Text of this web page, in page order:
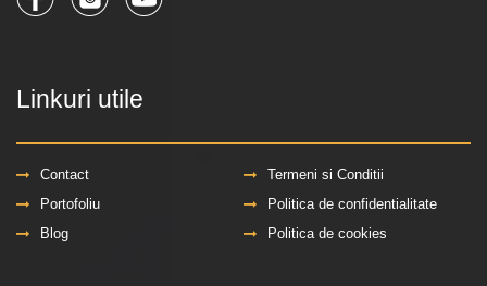
Linkuri utile
Contact
Termeni si Conditii
Portofoliu
Politica de confidentialitate
Blog
Politica de cookies